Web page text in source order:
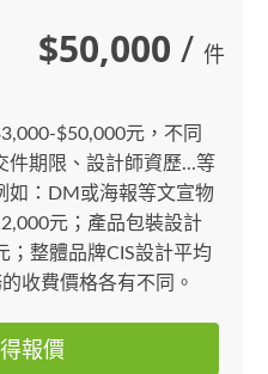
$50,000 / 件
$50,000元，不同
件期限、設計師資歷...等
如：DM或海報等文宣物
元；產品包裝設計
；整體品牌CIS設計平均
收費價格各有不同。
報價